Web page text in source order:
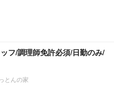
フ/調理師免許必須/日勤のみ/
とんの家